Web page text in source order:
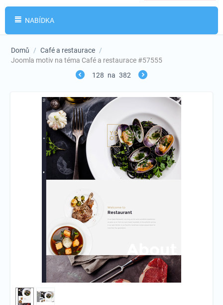
NABÍDKA
Domů / Café a restaurace /
Joomla motiv na téma Café a restaurace #57555
128 na 382